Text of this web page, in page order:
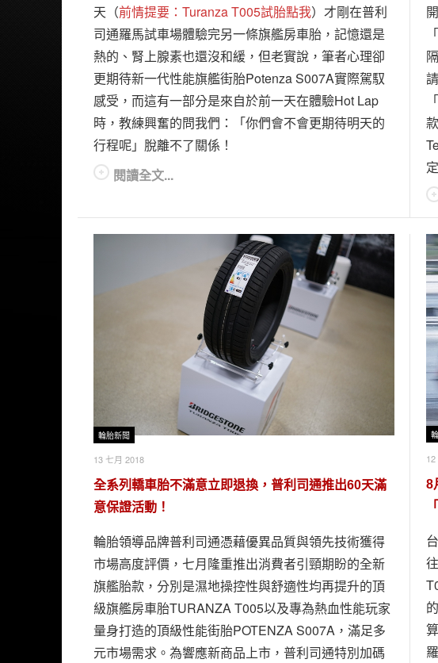
天（前情提要：Turanza T005試胎點我）才剛在普利
司通羅馬試車場體驗完另一條旗艦房車胎，記憶還是
熱的、腎上腺素也還沒和緩，但老實說，筆者心理卻
更期待新一代性能旗艦街胎Potenza S007A實際駕馭
感受，而這有一部分是來自於前一天在體驗Hot Lap
時，教練興奮的問我們：「你們會不會更期待明天的
行程呢」脫離不了關係！
閱讀全文...
輪胎新聞
13 七月 2018
全系列轎車胎不滿意立即退換，普利司通推出60天滿
意保證活動！
輪胎領導品牌普利司通憑藉優異品質與領先技術獲得
市場高度評價，七月隆重推出消費者引頸期盼的全新
旗艦胎款，分別是濕地操控性與舒適性均再提升的頂
級旗艦房車胎TURANZA T005以及專為熱血性能玩家
量身打造的頂級性能街胎POTENZA S007A，滿足多
元市場需求。為響應新商品上市，普利司通特別加碼
8